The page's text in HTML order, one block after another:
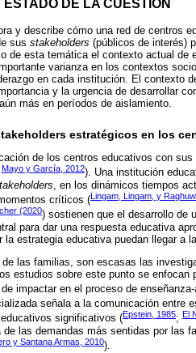
DE LA CUESTIÓN
y describe cómo una red de centros
sus stakeholders (públicos de interés)
de esta temática el contexto actual
varianza en los contextos
en cada institución. El contexto
y la urgencia de desarrollar
más en períodos de aislamiento.
estratégicos en los
de los centros educativos con sus
Mayo y García, 2012). Una institución
, en los dinámicos tiempos
críticos (Lingam, Lingam, y
(2020) sostienen que el desarrollo de
para dar una respuesta educativa
la estrategia educativa puedan llegar a
las familias, son escasas las
estudios sobre este punto se
impactar en el proceso de
señala a la comunicación entre
significativos (Epstein, 1985; El
de las demandas más sentidas por las
y Santana Armas, 2010).